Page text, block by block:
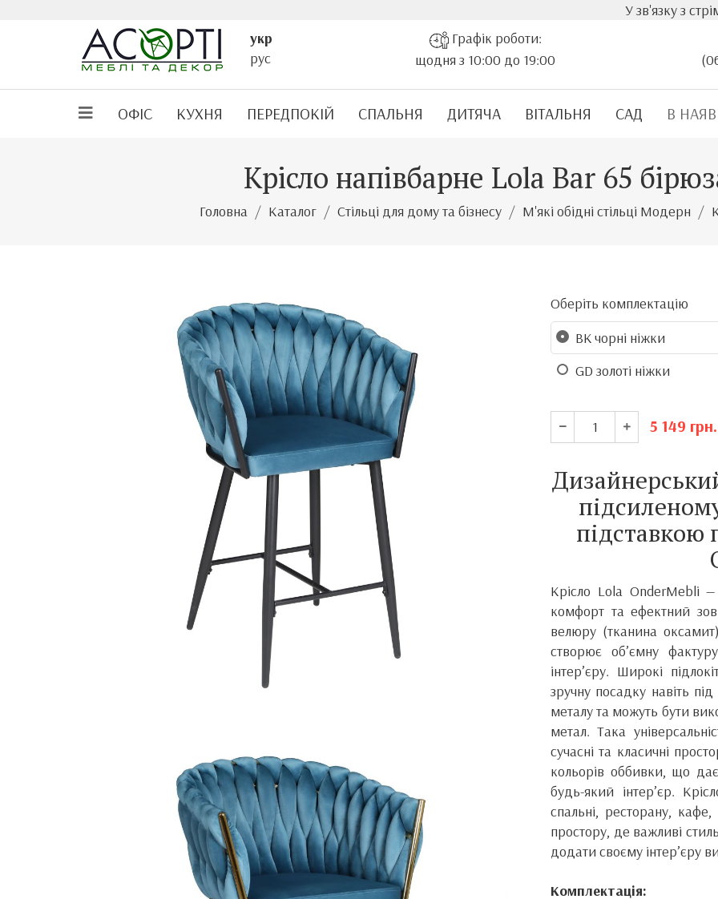
У зв'язку з стрімким
укр
рус
Графік роботи:
щодня з 10:00 до 19:00
ОФІС КУХНЯ ПЕРЕДПОКІЙ СПАЛЬНЯ ДИТЯЧА ВІТАЛЬНЯ САД В
Крісло напівбарне Lola Bar 65
Головна Каталог Стільці для дому та бізнесу М'які обідні стільці Модерн
Оберіть комплектацію
BK чорні ніжки
GD золоті ніжки
5 149 грн.
підставкою
Крісло Lola OnderMebli
комфорт та ефектний
велюру (тканина
створює об’ємну
інтер’єру. Широкі
зручну посадку навіть
металу та можуть бути
метал. Така
сучасні та класичні
кольорів оббивки, що
будь-який інтер’єр.
спальні, ресторану,
простору, де важливі
додати своєму інтер’єру
Комплектація: